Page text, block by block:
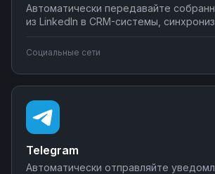
Автоматически передавайте
из LinkedIn в CRM-системы,
продаж. Настройте интеграции
сложных сценариев обработки
Социальные сети
Telegram
Автоматически отправляйте